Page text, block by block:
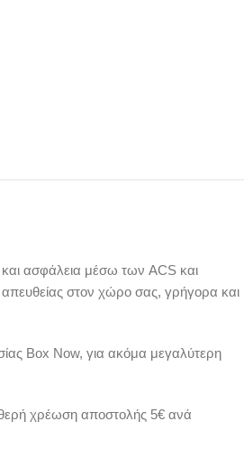
και ασφάλεια μέσω των ACS και
στον χώρο σας, γρήγορα και
Box Now, για ακόμα μεγαλύτερη
χρέωση αποστολής 5€ ανά